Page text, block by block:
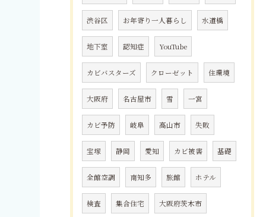
渋谷区 お年寄り一人暮らし 水道橋
地下室 認知症 YouTube
カビバスターズ クローゼット 住環境
大阪府 名古屋市 雪 一宮
カビ予防 岐阜 高山市 失敗
宝塚 静岡 愛知 カビ被害 基礎
全館空調 南知多 旅館 ホテル
検査 集合住宅 大阪府茨木市